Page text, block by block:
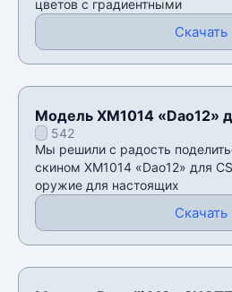
цветов с градиентными
Скачать
Модель XM1014 «Dao12»
542
Мы решили с радость
скином XM1014 «Dao12» для
оружие для настоящих
Скачать